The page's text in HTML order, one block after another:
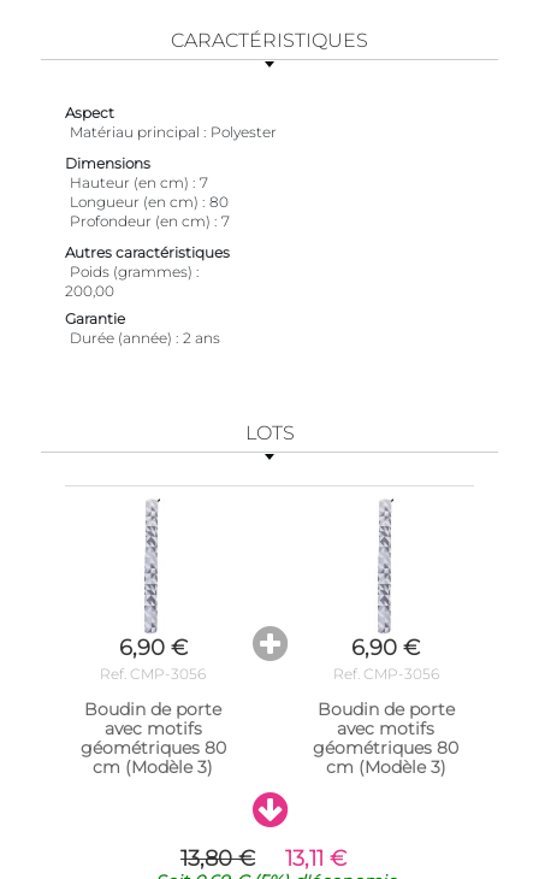
CARACTÉRISTIQUES
Aspect
Matériau principal
Polyester
Dimensions
Hauteur (en cm)
7
Longueur (en cm)
80
Profondeur (en cm)
7
Autres caractéristiques
Poids (grammes)
200,00
Garantie
Durée (année)
2 ans
LOTS
6,90 €
Ref. CMP-3056
Boudin de porte
avec motifs
géométriques 80
cm (Modèle 3)
6,90 €
Ref. CMP-3056
Boudin de porte
avec motifs
géométriques 80
cm (Modèle 3)
13,80 € 13,11 €